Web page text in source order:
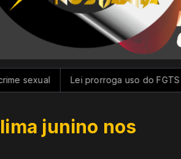
Lei prorroga uso do FGTS em
junino nos